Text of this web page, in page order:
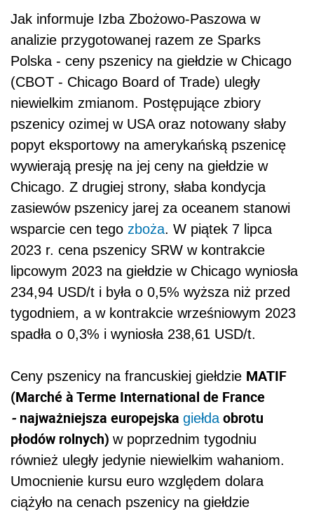
Jak informuje Izba Zbożowo-Paszowa w
analizie przygotowanej razem ze Sparks
Polska - ceny pszenicy na giełdzie w Chicago
(CBOT - Chicago Board of Trade) uległy
niewielkim zmianom. Postępujące zbiory
pszenicy ozimej w USA oraz notowany słaby
popyt eksportowy na amerykańską pszenicę
wywierają presję na jej ceny na giełdzie w
Chicago. Z drugiej strony, słaba kondycja
zasiewów pszenicy jarej za oceanem stanowi
wsparcie cen tego zboża. W piątek 7 lipca
2023 r. cena pszenicy SRW w kontrakcie
lipcowym 2023 na giełdzie w Chicago wyniosła
234,94 USD/t i była o 0,5% wyższa niż przed
tygodniem, a w kontrakcie wrześniowym 2023
spadła o 0,3% i wyniosła 238,61 USD/t.
Ceny pszenicy na francuskiej giełdzie MATIF
(Marché à Terme International de France
- najważniejsza europejska giełdaobrotu
płodów rolnych) w poprzednim tygodniu
również uległy jedynie niewielkim wahaniom.
Umocnienie kursu euro względem dolara
ciążyło na cenach pszenicy na giełdzie